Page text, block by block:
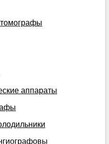
аппараты